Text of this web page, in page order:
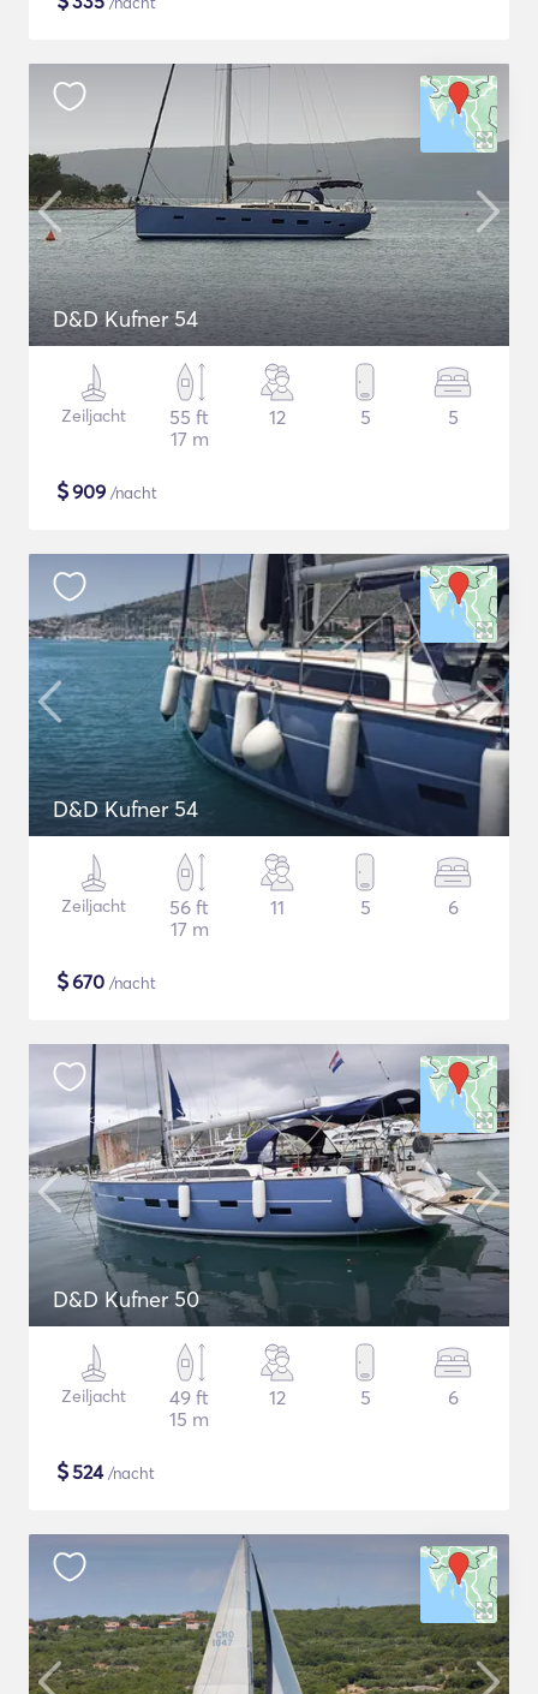
D&D Kufner 54
Zeiljacht
55 ft
17 m
12 5 5
$909 /nacht
D&D Kufner 54
Zeiljacht
56 ft
17 m
11 5 6
$670 /nacht
D&D Kufner 50
Zeiljacht
49 ft
15 m
12 5 6
$524/nacht